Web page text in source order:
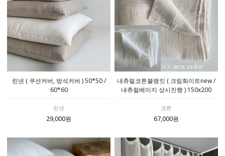
린넨 ( 쿠션커버, 방석커버 ) 50*50 /
60*60
린넨
29,000원
내츄럴코튼블랭킷 ( 크림화이트new /
내츄럴베이지 상시진행 ) 150x200
코튼
67,000원